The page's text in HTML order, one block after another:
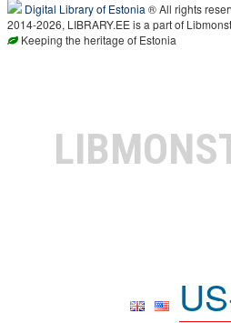
Digital Library of Estonia ® All rights
2014-2026, LIBRARY.EE is a part of
Keeping the heritage of Estonia